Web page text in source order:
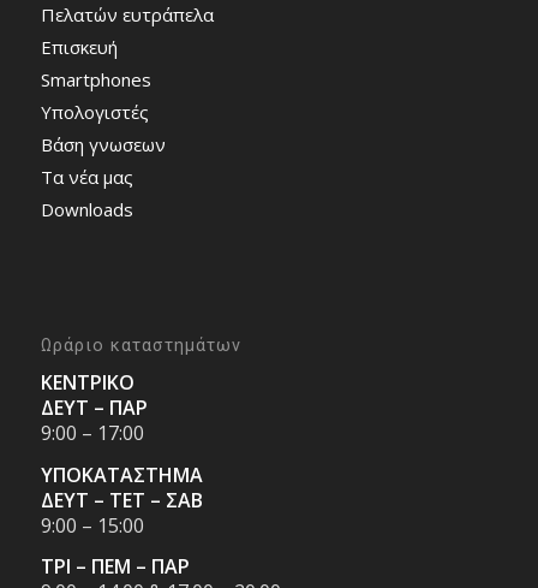
Πελατών ευτράπελα
Επισκευή
Smartphones
Υπολογιστές
Bάση γνωσεων
Τα νέα μας
Downloads
Ωράριο καταστημάτων
ΚΕΝΤΡΙΚΟ
ΔΕΥΤ – ΠΑΡ
9:00 – 17:00
ΥΠΟΚΑΤΑΣΤΗΜΑ
ΔΕΥΤ – ΤΕΤ – ΣΑΒ
9:00 – 15:00
ΤΡΙ – ΠΕΜ – ΠΑΡ